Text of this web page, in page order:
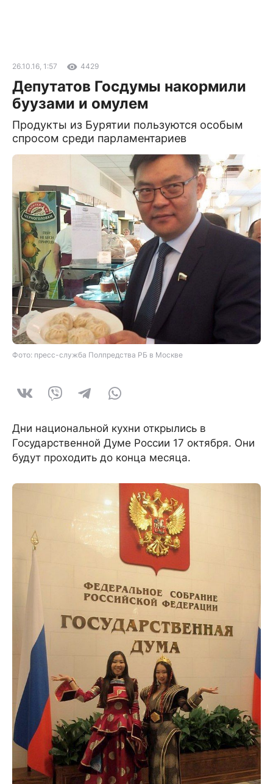
26.10.16, 1:57 4429
Депутатов Госдумы накормили
буузами и омулем
Продукты из Бурятии пользуются особым
спросом среди парламентариев
Фото: пресс-служба Полпредства РБ в Москве
Дни национальной кухни открылись в
Государственной Думе России 17 октября. Они
будут проходить до конца месяца.